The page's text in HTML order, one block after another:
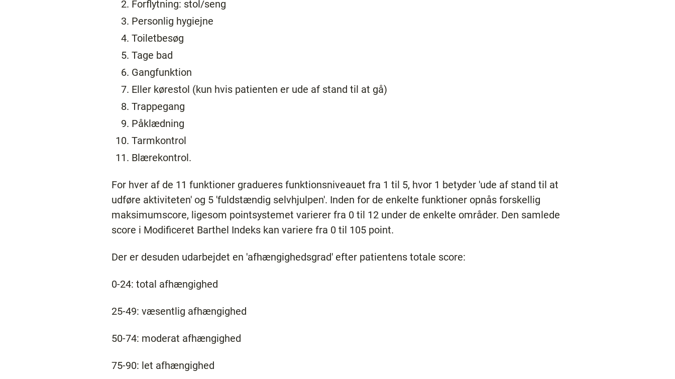
Forflytning: stol/seng
Personlig hygiejne
Toiletbesøg
Tage bad
Gangfunktion
Eller kørestol (kun hvis patienten er ude af stand til at gå)
Trappegang
Påklædning
Tarmkontrol
Blærekontrol.
For hver af de 11 funktioner gradueres funktionsniveauet fra 1 til 5, hvor 1 betyder 'ude af stand til at
udføre aktiviteten' og 5 'fuldstændig selvhjulpen'. Inden for de enkelte funktioner opnås forskellig
maksimumscore, ligesom pointsystemet varierer fra 0 til 12 under de enkelte områder. Den samlede
score i Modificeret Barthel Indeks kan variere fra 0 til 105 point.
Der er desuden udarbejdet en 'afhængighedsgrad' efter patientens totale score:
0-24: total afhængighed
25-49: væsentlig afhængighed
50-74: moderat afhængighed
75-90: let afhængighed